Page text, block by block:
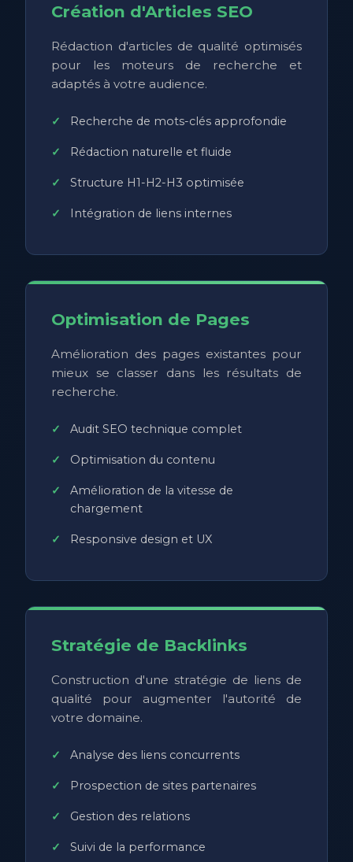
Création d'Articles SEO
Rédaction d'articles de qualité optimisés
pour les moteurs de recherche et
adaptés à votre audience.
Recherche de mots-clés approfondie
Rédaction naturelle et fluide
Structure H1-H2-H3 optimisée
Intégration de liens internes
Optimisation de Pages
Amélioration des pages existantes pour
mieux se classer dans les résultats de
recherche.
Audit SEO technique complet
Optimisation du contenu
Amélioration de la vitesse de
chargement
Responsive design et UX
Stratégie de Backlinks
Construction d'une stratégie de liens de
qualité pour augmenter l'autorité de
votre domaine.
Analyse des liens concurrents
Prospection de sites partenaires
Gestion des relations
Suivi de la performance